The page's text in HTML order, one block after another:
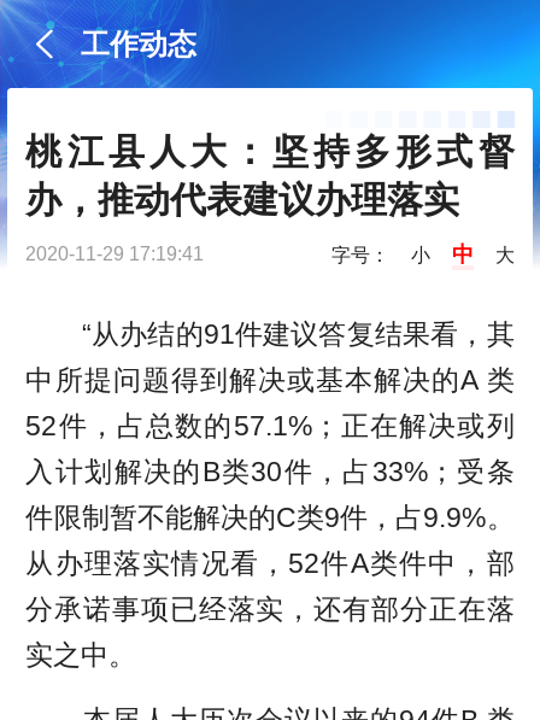
工作动态
桃江县人大：坚持多形式督
办，推动代表建议办理落实
2020-11-29 17:19:41 字号： 小 中 大
“从办结的91件建议答复结果看，其
中所提问题得到解决或基本解决的A 类
52件，占总数的57.1%；正在解决或列
入计划解决的B类30件，占33%；受条
件限制暂不能解决的C类9件，占9.9%。
从办理落实情况看，52件A类件中，部
分承诺事项已经落实，还有部分正在落
实之中。